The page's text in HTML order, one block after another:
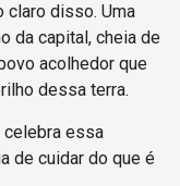
claro disso. Uma
da capital, cheia de
acolhedor que
dessa terra.
celebra essa
de cuidar do que é